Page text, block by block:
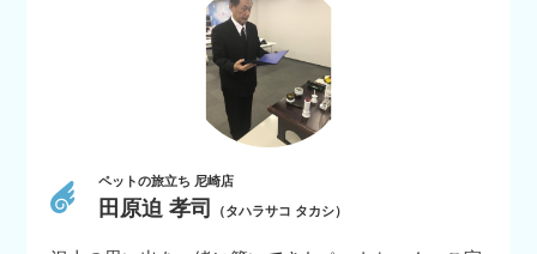
ペットの旅立ち 尼崎店
田原迫 孝司 （タハラサコ タカシ）